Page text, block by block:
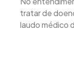
tratar de
laudo médico